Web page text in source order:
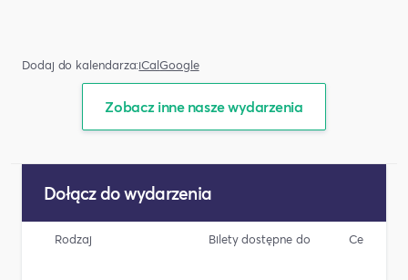
Dodaj do kalendarza:iCalGoogle
Zobacz inne nasze wydarzenia
Dołącz do wydarzenia
Rodzaj Bilety dostępne do Cena